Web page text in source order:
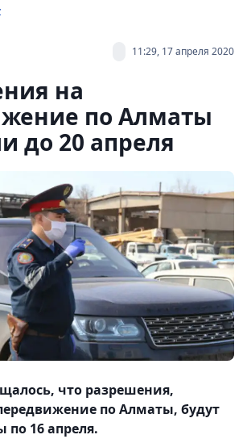
11:29, 17 апреля 2020
на
по Алматы
до 20 апреля
что разрешения,
по Алматы, будут
по 16 апреля.